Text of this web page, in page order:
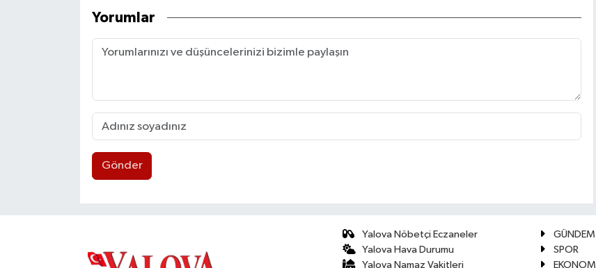
Yorumlar
Gönder
Yalova Nöbetçi Eczaneler
Yalova Hava Durumu
Yalova Namaz Vakitleri
GÜNDEM
SPOR
EKONOMİ